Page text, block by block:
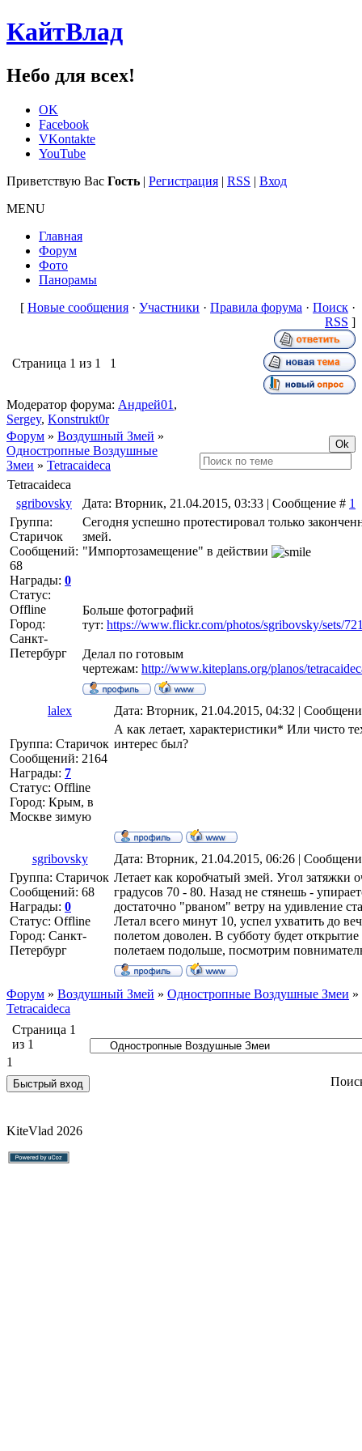
КайтВлад
Небо для всех!
OK
Facebook
VKontakte
YouTube
Приветствую Вас Гость | Регистрация | RSS | Вход
MENU
Главная
Форум
Фото
Панорамы
[ Новые сообщения · Участники · Правила форума · Поиск ·
RSS ]
Страница 1 из 1 1
Модератор форума: Андрей01 ,
Sergey, Konstrukt0r
Форум » Воздушный Змей »
Одностропные Воздушные
Змеи » Tetracaideca
Tetracaideca
sgribovsky
Дата: Вторник, 21.04.2015, 03:33 | Сообщение # 1
Группа:
Старичок
Сообщений:
68
Награды: 0
Статус:
Offline
Город:
Санкт-
Петербург
Сегодня успешно протестировал только
змей.
"Импортозамещение" в действии
Больше фотографий
тут: https://www.flickr.com/photos/sgribovsky/sets/
Делал по готовым
чертежам: http://www.kiteplans.org/planos/
lalex Дата: Вторник, 21.04.2015, 04:32 |
Группа: Старичок
Сообщений: 2164
Награды: 7
Статус: Offline
Город: Крым, в
Москве зимую
А как летает, характеристики* Или чисто
интерес был?
sgribovsky
Дата: Вторник, 21.04.2015, 06:26 |
Группа: Старичок
Сообщений: 68
Награды: 0
Статус: Offline
Город: Санкт-
Петербург
Летает как коробчатый змей. Угол затяжки
градусов 70 - 80. Назад не стянешь -
достаточно "рваном" ветру на удивление
Летал всего минут 10, успел ухватить до
полетом доволен. В субботу будет открытие
полетаем подольше, посмотрим
Форум » Воздушный Змей » Одностропные Воздушные Змеи »
Tetracaideca
Страница 1
из 1
1
KiteVlad 2026